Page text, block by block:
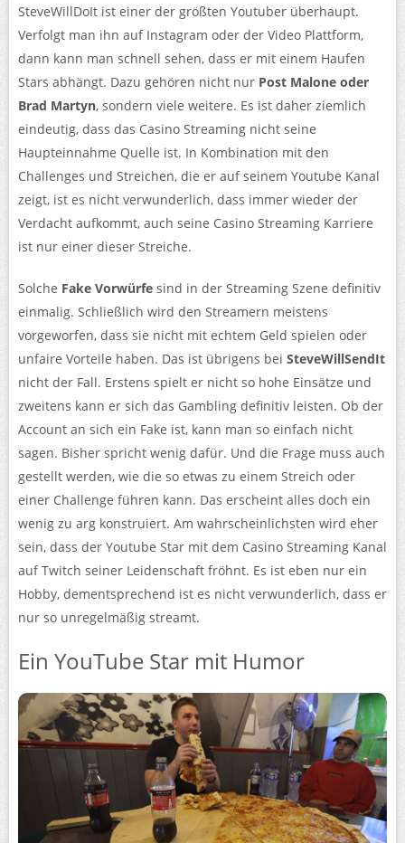
SteveWillDoIt ist einer der größten Youtuber überhaupt.
Verfolgt man ihn auf Instagram oder der Video Plattform,
dann kann man schnell sehen, dass er mit einem Haufen
Stars abhängt. Dazu gehören nicht nur Post Malone oder
Brad Martyn, sondern viele weitere. Es ist daher ziemlich
eindeutig, dass das Casino Streaming nicht seine
Haupteinnahme Quelle ist. In Kombination mit den
Challenges und Streichen, die er auf seinem Youtube Kanal
zeigt, ist es nicht verwunderlich, dass immer wieder der
Verdacht aufkommt, auch seine Casino Streaming Karriere
ist nur einer dieser Streiche.
Solche Fake Vorwürfe sind in der Streaming Szene definitiv
einmalig. Schließlich wird den Streamern meistens
vorgeworfen, dass sie nicht mit echtem Geld spielen oder
unfaire Vorteile haben. Das ist übrigens bei SteveWillSendIt
nicht der Fall. Erstens spielt er nicht so hohe Einsätze und
zweitens kann er sich das Gambling definitiv leisten. Ob der
Account an sich ein Fake ist, kann man so einfach nicht
sagen. Bisher spricht wenig dafür. Und die Frage muss auch
gestellt werden, wie die so etwas zu einem Streich oder
einer Challenge führen kann. Das erscheint alles doch ein
wenig zu arg konstruiert. Am wahrscheinlichsten wird eher
sein, dass der Youtube Star mit dem Casino Streaming Kanal
auf Twitch seiner Leidenschaft fröhnt. Es ist eben nur ein
Hobby, dementsprechend ist es nicht verwunderlich, dass er
nur so unregelmäßig streamt.
Ein YouTube Star mit Humor